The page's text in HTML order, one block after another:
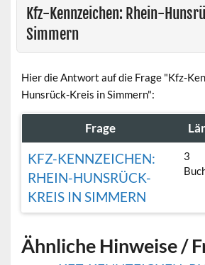
Kfz-Kennzeichen: Rhein-
Simmern
Hier die Antwort auf die Frage "Kfz-
Hunsrück-Kreis in Simmern":
Frage
KFZ-KENNZEICHEN:
RHEIN-HUNSRÜCK-
KREIS IN SIMMERN
3
Ähnliche Hinweise /